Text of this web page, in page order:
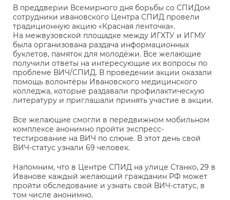
В преддверии Всемирного дня борьбы со СПИДом
сотрудники ивановского Центра СПИД провели
традиционную акцию «Красная ленточка».
На межвузовской площадке между ИГХТУ и ИГМУ
была организована раздача информационных
буклетов, памяток для молодёжи. Все желающие
получили ответы на интересующие их вопросы по
проблеме ВИЧ/СПИД. В проведении акции оказали
помощь волонтёры Ивановского медицинского
колледжа, которые раздавали профилактическую
литературу и приглашали принять участие в акции.
Все желающие смогли в передвижном мобильном
комплексе анонимно пройти экспресс-
тестирование на ВИЧ по слюне. В этот день свой
ВИЧ-статус узнали 69 человек.
Напомним, что в Центре СПИД на улице Станко, 29 в
Иванове каждый желающий гражданин РФ может
пройти обследование и узнать свой ВИЧ-статус, в
том числе анонимно.